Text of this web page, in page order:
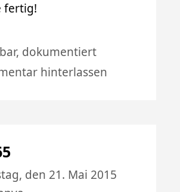
fertig!
, dokumentiert
hinterlassen
den 21. Mai 2015